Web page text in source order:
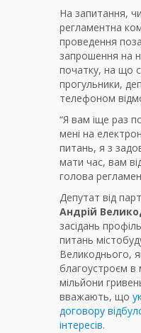
На запитання,
регламентна
проведення
запрошення на
початку, на що
прогульники,
телефоном
“Я вам іще раз
мені на
питань, я з
мати час, вам
голова
Депутат від
Андрій
засідань
питань
Великоднього,
благоустроєм в
мільйони
вважають, що
договору
інтересів.